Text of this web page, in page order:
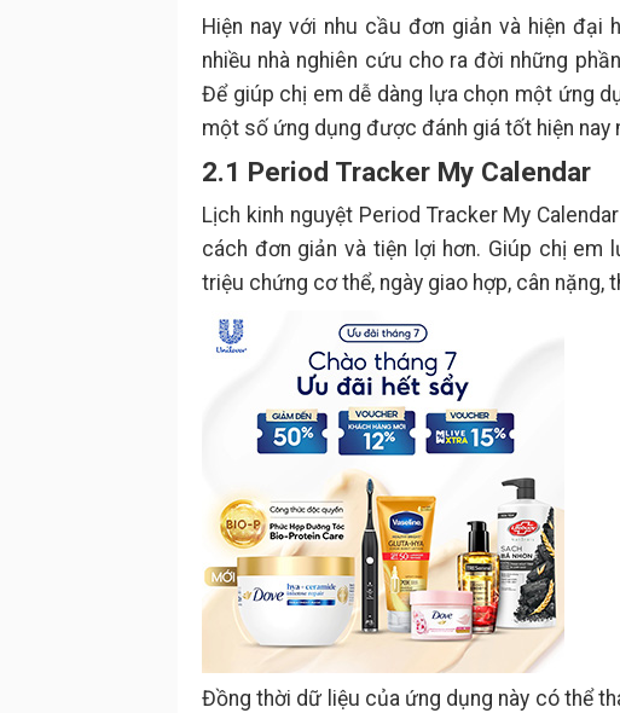
Hiện nay với nhu cầu đơn giản và hiện
nhiều nhà nghiên cứu cho ra đời những
Để giúp chị em dễ dàng lựa chọn một ứng
một số ứng dụng được đánh giá tốt hiện nay
2.1 Period Tracker My Calendar
Lịch kinh nguyệt Period Tracker My
cách đơn giản và tiện lợi hơn. Giúp chị
triệu chứng cơ thể, ngày giao hợp, cân nặng,
Đồng thời dữ liệu của ứng dụng này có thể